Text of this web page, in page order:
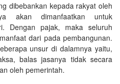
dibebankan kepada rakyat oleh
akan dimanfaatkan untuk
Dengan pajak, maka seluruh
dari pada pembangunan.
unsur di dalamnya yaitu,
balas jasanya tidak secara
oleh pemerintah.